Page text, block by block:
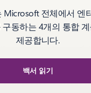
Microsoft 전체에서 엔
동하는 4개의 통합
제공합니다.
백서 읽기